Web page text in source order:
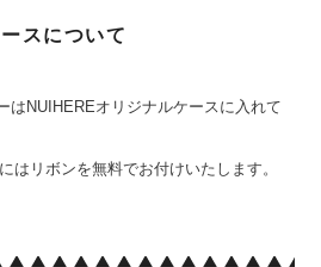
スについて
はNUIHEREオリジナルケースに入れて
はリボンを無料でお付けいたします。